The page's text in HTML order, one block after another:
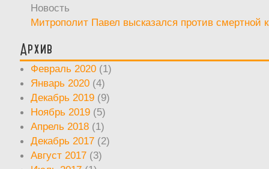
Новость
Митрополит Павел высказался против смертной
Архив
Февраль 2020 (1)
Январь 2020 (4)
Декабрь 2019 (9)
Ноябрь 2019 (5)
Апрель 2018 (1)
Декабрь 2017 (2)
Август 2017 (3)